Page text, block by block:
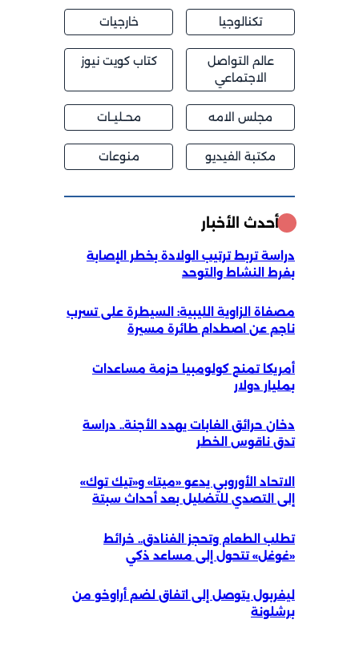
تكنالوجيا خارجيات
عالم التواصل
الاجتماعي
كتاب كويت نيوز
مجلس الامه محــليــات
مكتبة الفيديو منوعات
أحدث الأخبار
دراسة تربط ترتيب الولادة بخطر الإصابة
بفرط النشاط والتوحد
مصفاة الزاوية الليبية: السيطرة على تسرب
ناجم عن اصطدام طائرة مسيرة
أمريكا تمنح كولومبيا حزمة مساعدات
بمليار دولار
دخان حرائق الغابات يهدد الأجنة.. دراسة
تدق ناقوس الخطر
الاتحاد الأوروبي يدعو «ميتا» و«تيك توك»
إلى التصدي للتضليل بعد أحداث سبتة
تطلب الطعام وتحجز الفنادق.. خرائط
«غوغل» تتحول إلى مساعد ذكي
ليفربول يتوصل إلى اتفاق لضم أراوخو من
برشلونة